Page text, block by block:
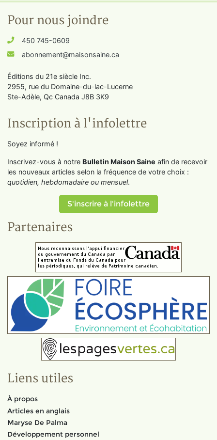
Pour nous joindre
450 745-0609
abonnement@maisonsaine.ca
Éditions du 21e siècle Inc.
2955, rue du Domaine-du-lac-Lucerne
Ste-Adèle, Qc Canada J8B 3K9
Inscription à l'infolettre
Soyez informé !
Inscrivez-vous à notre Bulletin Maison Saine afin de recevoir
les nouveaux articles selon la fréquence de votre choix :
quotidien, hebdomadaire ou mensuel.
S'inscrire à l'infolettre
Partenaires
Liens utiles
À propos
Articles en anglais
Maryse De Palma
Développement personnel